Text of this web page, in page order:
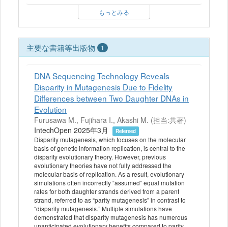
もっとみる
主要な書籍等出版物 1
DNA Sequencing Technology Reveals
Disparity in Mutagenesis Due to Fidelity
Differences between Two Daughter DNAs in
Evolution
Furusawa M., Fujihara I., Akashi M. (担当:共著)
IntechOpen 2025年3月
Refereed
Disparity mutagenesis, which focuses on the molecular
basis of genetic information replication, is central to the
disparity evolutionary theory. However, previous
evolutionary theories have not fully addressed the
molecular basis of replication. As a result, evolutionary
simulations often incorrectly “assumed” equal mutation
rates for both daughter strands derived from a parent
strand, referred to as “parity mutagenesis” in contrast to
“disparity mutagenesis.” Multiple simulations have
demonstrated that disparity mutagenesis has numerous